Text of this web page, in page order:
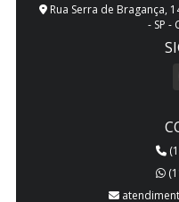
Rua Serra de Bragança,
- SP -